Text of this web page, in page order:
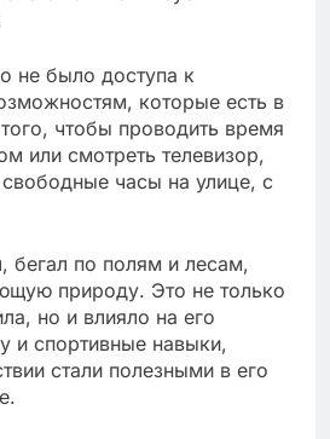
не было доступа к
которые есть в
чтобы проводить время
или смотреть телевизор,
часы на улице, с
бегал по полям и лесам,
природу. Это не только
но и влияло на его
и спортивные навыки,
стали полезными в его